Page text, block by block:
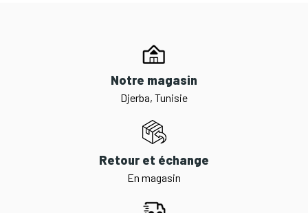
Notre magasin
Djerba, Tunisie
Retour et échange
En magasin